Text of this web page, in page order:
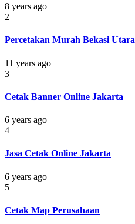
8 years ago
2
Percetakan Murah Bekasi Utara
11 years ago
3
Cetak Banner Online Jakarta
6 years ago
4
Jasa Cetak Online Jakarta
6 years ago
5
Cetak Map Perusahaan